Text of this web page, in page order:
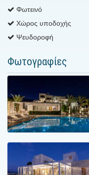
Φωτεινό
Χώρος υποδοχής
Ψευδοροφή
Φωτογραφίες